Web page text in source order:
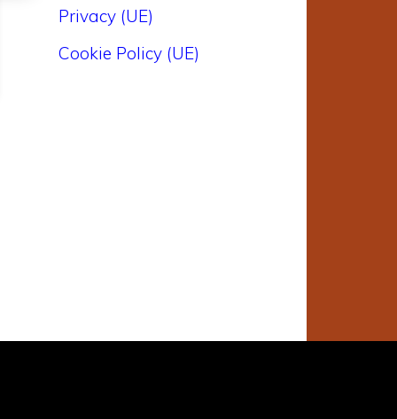
Privacy (UE)
Cookie Policy (UE)